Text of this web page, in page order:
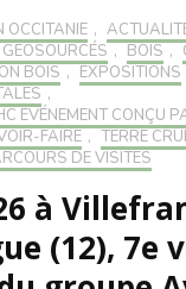
OCCITANIE ,
, BOIS ,
BOIS , EXPOSITIONS
,
ÉVÉNEMENT CONÇU
FAIRE , TERRE
DE VISITES
à
(12), 7e